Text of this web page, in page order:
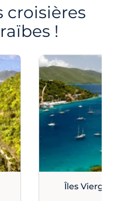
croisières
!
Îles Vierges